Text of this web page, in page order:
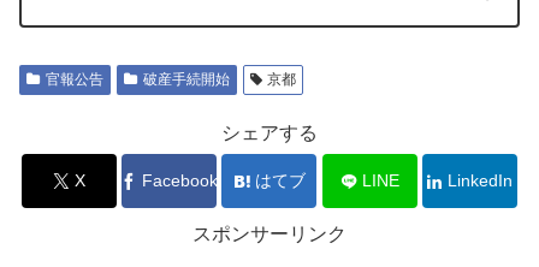
官報公告 破産手続開始 京都
シェアする
X Facebook はてブ LINE LinkedIn
スポンサーリンク